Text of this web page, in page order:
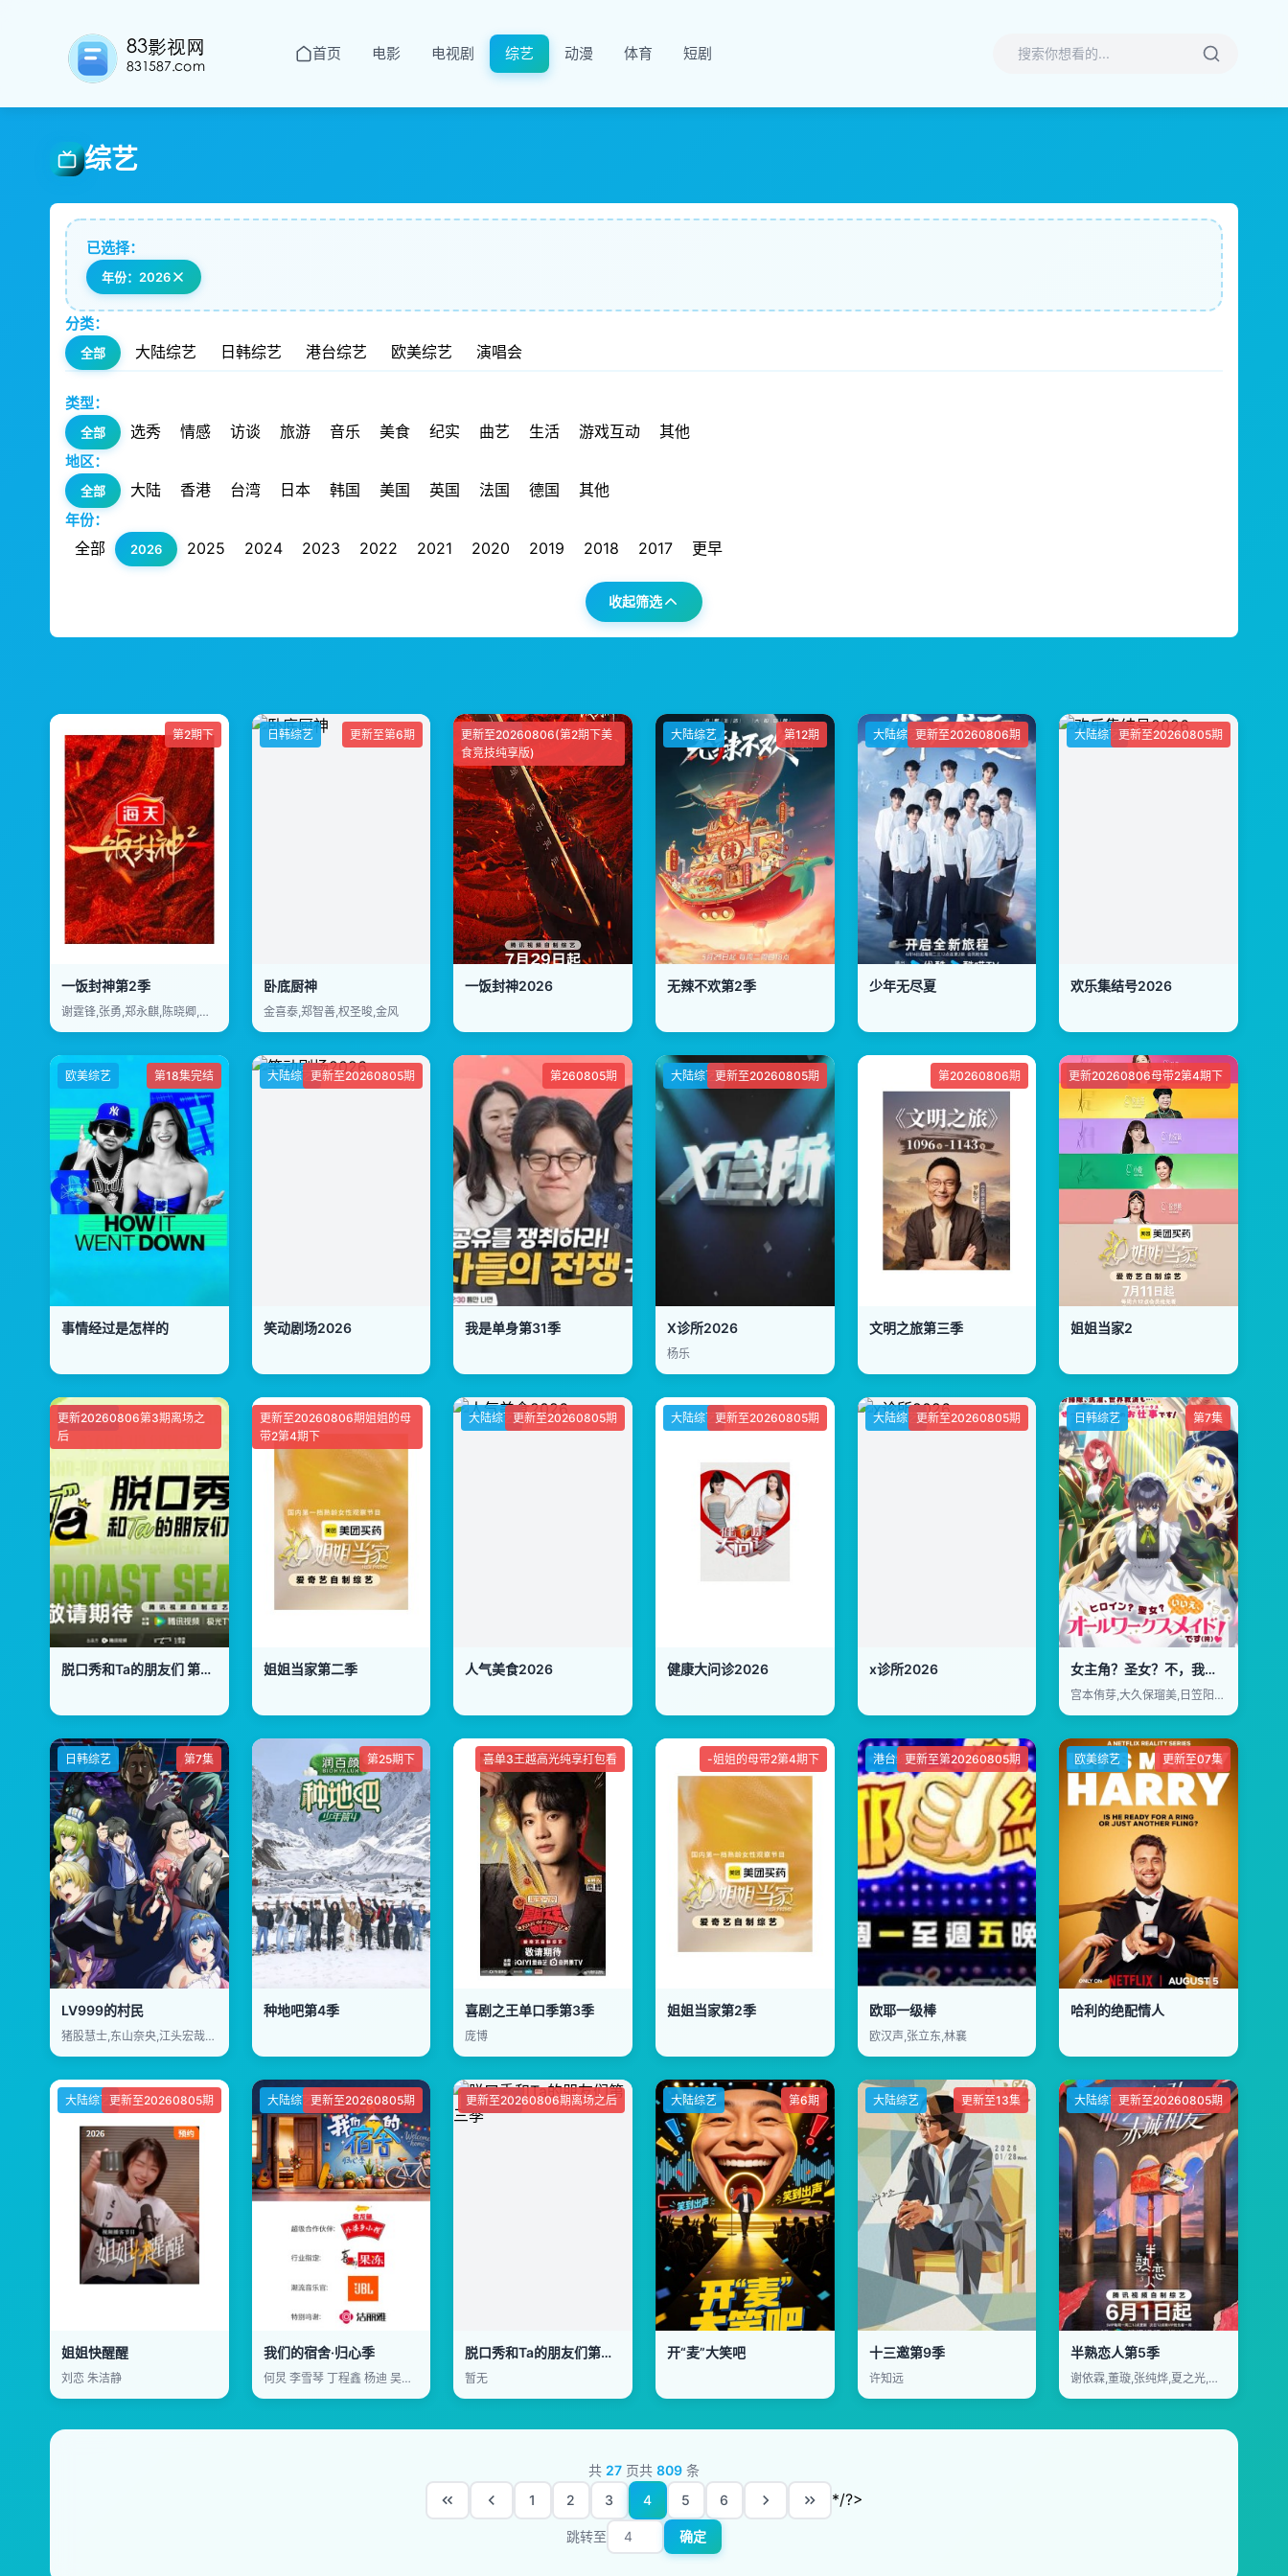
首页 电影 电视剧 综艺 动漫 体育 短剧
综艺
已选择：
年份：2026
分类：
全部 大陆综艺 日韩综艺 港台综艺 欧美综艺 演唱会
类型：
全部 选秀 情感 访谈 旅游 音乐 美食 纪实 曲艺 生活 游戏互动 其他
地区：
全部 大陆 香港 台湾 日本 韩国 美国 英国 法国 德国 其他
年份：
全部 2026 2025 2024 2023 2022 2021 2020 2019 2018 2017 更早
收起筛选
第2期下
一饭封神第2季
谢霆锋,张勇,郑永麒,陈晓卿,李诞
日韩综艺 更新至第6期
卧底厨神
金喜泰,郑智善,权圣晙,金风
大陆综艺
更新至20260806(第2期下美
食竞技纯享版)
一饭封神2026
大陆综艺 第12期
无辣不欢第2季
大陆综艺更新至20260806期
少年无尽夏
大陆综艺更新至20260805期
欢乐集结号2026
欧美综艺 第18集完结
事情经过是怎样的
大陆综艺更新至20260805期
笑动剧场2026
第260805期
我是单身第31季
大陆综艺更新至20260805期
X诊所2026
杨乐
第20260806期
文明之旅第三季
大陆综艺
更新20260806母带2第4期下
姐姐当家2
大陆综艺
更新20260806第3期离场之
后
脱口秀和Ta的朋友们 第三季
更新至20260806期姐姐的母
带2第4期下
姐姐当家第二季
大陆综艺更新至20260805期
人气美食2026
大陆综艺更新至20260805期
健康大问诊2026
大陆综艺更新至20260805期
x诊所2026
日韩综艺 第7集
女主角？圣女？不，我是杂役女仆(自豪)！
宫本侑芽,大久保瑠美,日笠阳子,天崎滉平,小野友树,堀江瞬,仲村宗悟
日韩综艺 第7集
LV999的村民
猪股慧士,东山奈央,江头宏哉,岛崎信长,石见舞菜香,古贺葵,Lynn,梅原裕一郎
第25期下
种地吧第4季
喜单3王越高光纯享打包看
喜剧之王单口季第3季
庞博
-姐姐的母带2第4期下
姐姐当家第2季
港台综艺更新至第20260805期
欧耶一级棒
欧汉声,张立东,林襄
欧美综艺 更新至07集
哈利的绝配情人
大陆综艺更新至20260805期
姐姐快醒醒
刘恋 朱洁静
大陆综艺更新至20260805期
我们的宿舍·归心季
何炅 李雪琴 丁程鑫 杨迪 吴泽林
大陆综艺
更新至20260806期离场之后
脱口秀和Ta的朋友们第三季
暂无
大陆综艺 第6期
开“麦”大笑吧
大陆综艺 更新至13集
十三邀第9季
许知远
大陆综艺更新至20260805期
半熟恋人第5季
谢依霖,董璇,张纯烨,夏之光,沈奕斐
共 27 页共 809 条
1
2 3 4 5 6 */?>
跳转至 确定